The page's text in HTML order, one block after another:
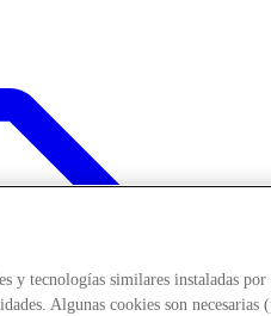
y tecnologías similares instaladas por
Algunas cookies son necesarias